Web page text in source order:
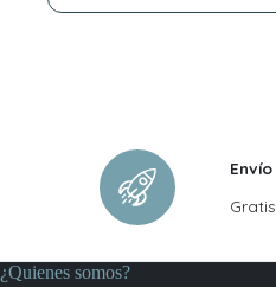
era:
es:
¿Quienes somos?